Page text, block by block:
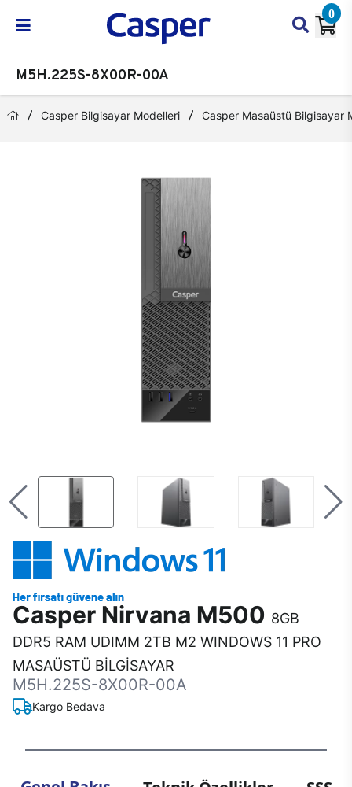
0
M5H.225S-8X00R-00A
Casper Bilgisayar Modelleri Casper Masaüstü Bilgisayar
Casper Nirvana M500 8GB
DDR5 RAM UDIMM 2TB M2 WINDOWS 11 PRO
MASAÜSTÜ BİLGİSAYAR
M5H.225S-8X00R-00A
Kargo Bedava